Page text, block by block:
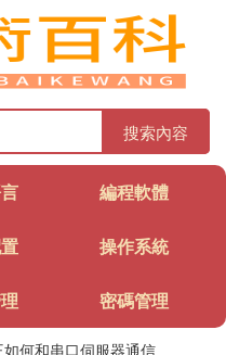
搜索內容
編程軟體
操作系統
密碼管理
如何和串口伺服器通信